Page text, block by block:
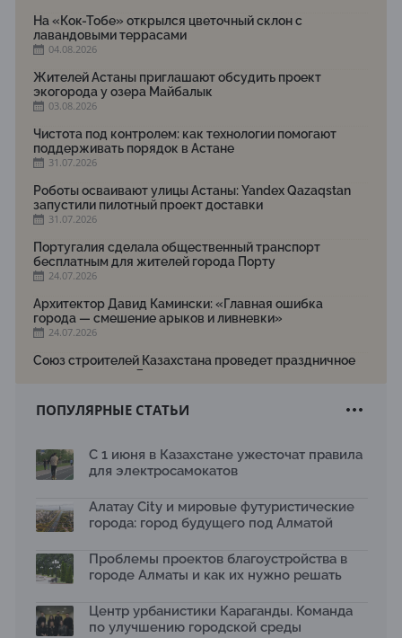
На «Кок-Тобе» открылся цветочный склон с
лавандовыми террасами
04.08.2026
Жителей Астаны приглашают обсудить проект
экогорода у озера Майбалык
03.08.2026
Чистота под контролем: как технологии помогают
поддерживать порядок в Астане
31.07.2026
Роботы осваивают улицы Астаны: Yandex Qazaqstan
запустили пилотный проект доставки
31.07.2026
Португалия сделала общественный транспорт
бесплатным для жителей города Порту
24.07.2026
Архитектор Давид Камински: «Главная ошибка
города — смешение арыков и ливневки»
24.07.2026
Союз строителей Казахстана проведет праздничное
мероприятие ко Дню строителя
Новый Строительный кодекс: что изменилось для
17.07.2026
рободоставки в Астане
15.07.2026
2026 принимает заявки до 31 июля
13.07.2026
темой новой выставки в «Целинном»
13.07.2026
ПОПУЛЯРНЫЕ СТАТЬИ
С 1 июня в Казахстане ужесточат правила
для электросамокатов
Алатау City и мировые футуристические
города: город будущего под Алматой
Проблемы проектов благоустройства в
городе Алматы и как их нужно решать
Центр урбанистики Караганды. Команда
по улучшению городской среды